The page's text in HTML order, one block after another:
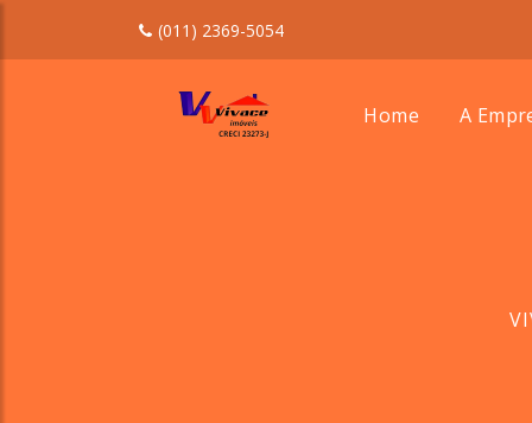
(011) 2369-5054
Home A